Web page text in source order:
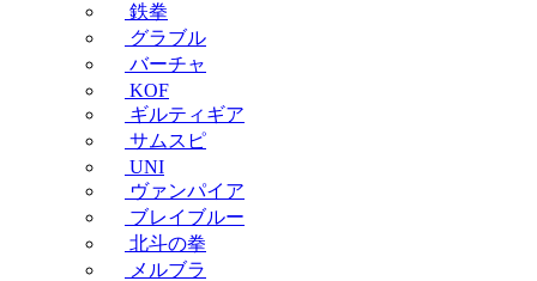
鉄拳
グラブル
バーチャ
KOF
ギルティギア
サムスピ
UNI
ヴァンパイア
ブレイブルー
北斗の拳
メルブラ